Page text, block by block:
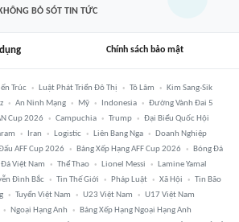
BỎ SÓT TIN TỨC
Chính sách bảo mật
Trúc Luật Phát Triển Đô Thị Tô Lâm
Kim Sang-Sik
An Ninh Mạng Mỹ Indonesia
Đường Vành Đai 5
Cup 2026 Campuchia Trump
Đại Biểu Quốc Hội
Iran Logistic Liên Bang Nga
Doanh Nghiệp
AFF Cup 2026 Bảng Xếp Hạng AFF Cup 2026
Bóng Đá
Việt Nam Thể Thao Lionel Messi
Lamine Yamal
Đình Bắc Tin Thế Giới Pháp Luật Xã Hội
Tin Bão
Tuyển Việt Nam U23 Việt Nam
U17 Việt Nam
Ngoại Hạng Anh
Bảng Xếp Hạng Ngoại Hạng Anh